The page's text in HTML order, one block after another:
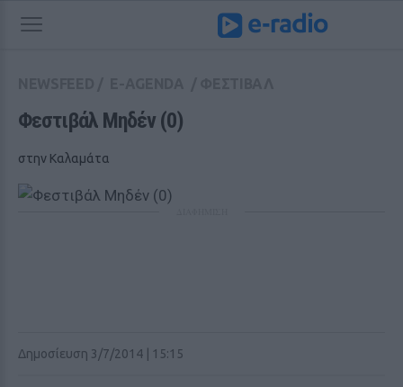
Φεστιβάλ Μηδέν (0)
στην Καλαμάτα
Δημοσίευση 3/7/2014 | 15:15